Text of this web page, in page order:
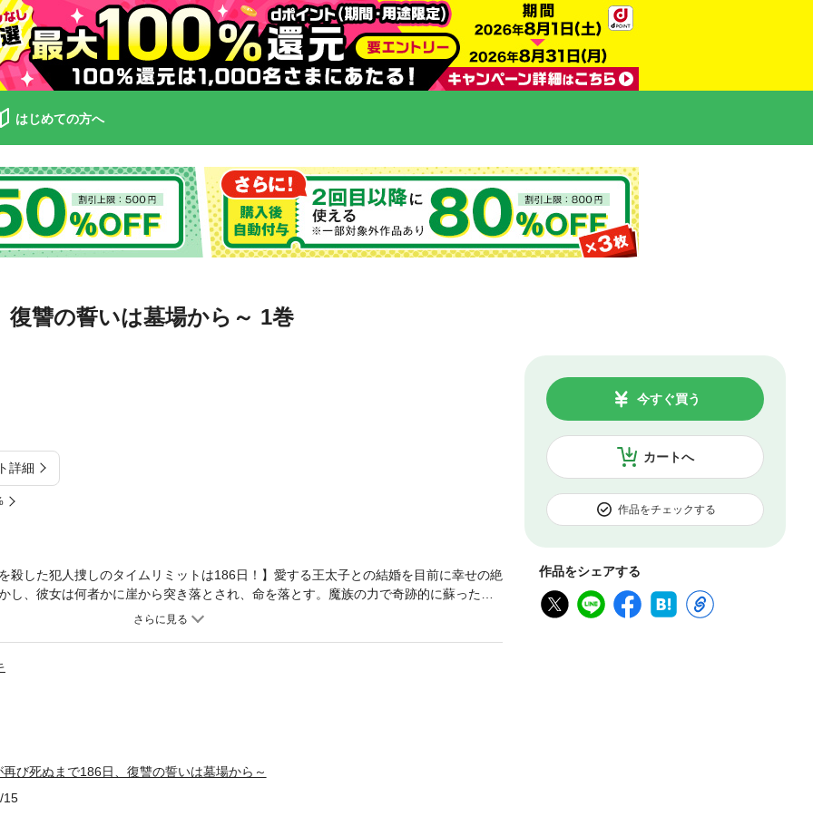
はじめての方へ
讐の誓いは墓場から～ 1巻
詳細
カートへ
今すぐ買う
作品をチェックする
作品をシェアする
殺した犯人捜しのタイムリミットは186日！】愛する王太子との結婚を目前に幸せの絶
し、彼女は何者かに崖から突き落とされ、命を落とす。魔族の力で奇跡的に蘇った彼
心が3回だけ読める力」と「186日間」というタイムリミット。期限内に自分を殺した
び死ぬまで186日、復讐の誓いは墓場から～
15